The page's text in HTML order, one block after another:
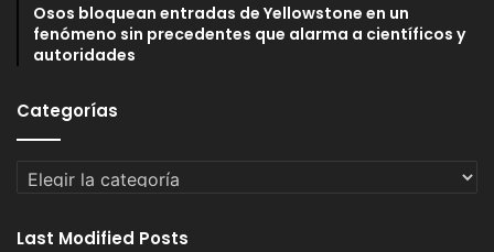
Osos bloquean entradas de Yellowstone en un
fenómeno sin precedentes que alarma a científicos y
autoridades
Categorías
Categorías
Last Modified Posts